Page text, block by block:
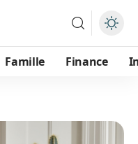
Famille Finance